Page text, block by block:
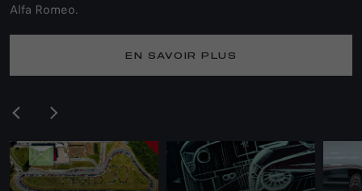
Alfa Romeo.
EN SAVOIR PLUS